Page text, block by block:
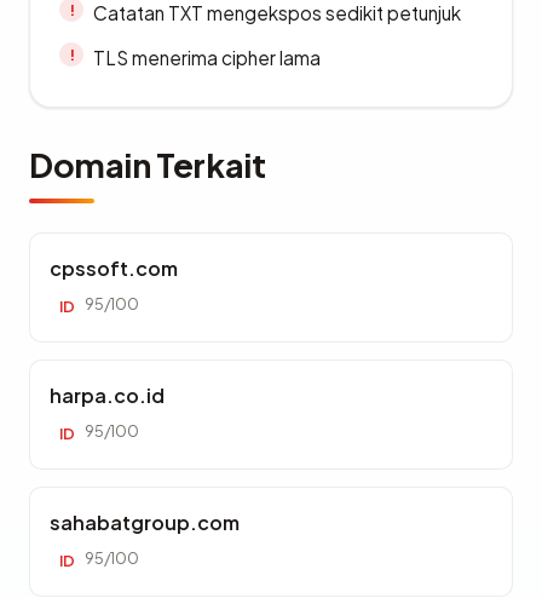
Catatan TXT mengekspos sedikit petunjuk
TLS menerima cipher lama
Domain Terkait
cpssoft.com
ID 95/100
harpa.co.id
ID 95/100
sahabatgroup.com
ID 95/100